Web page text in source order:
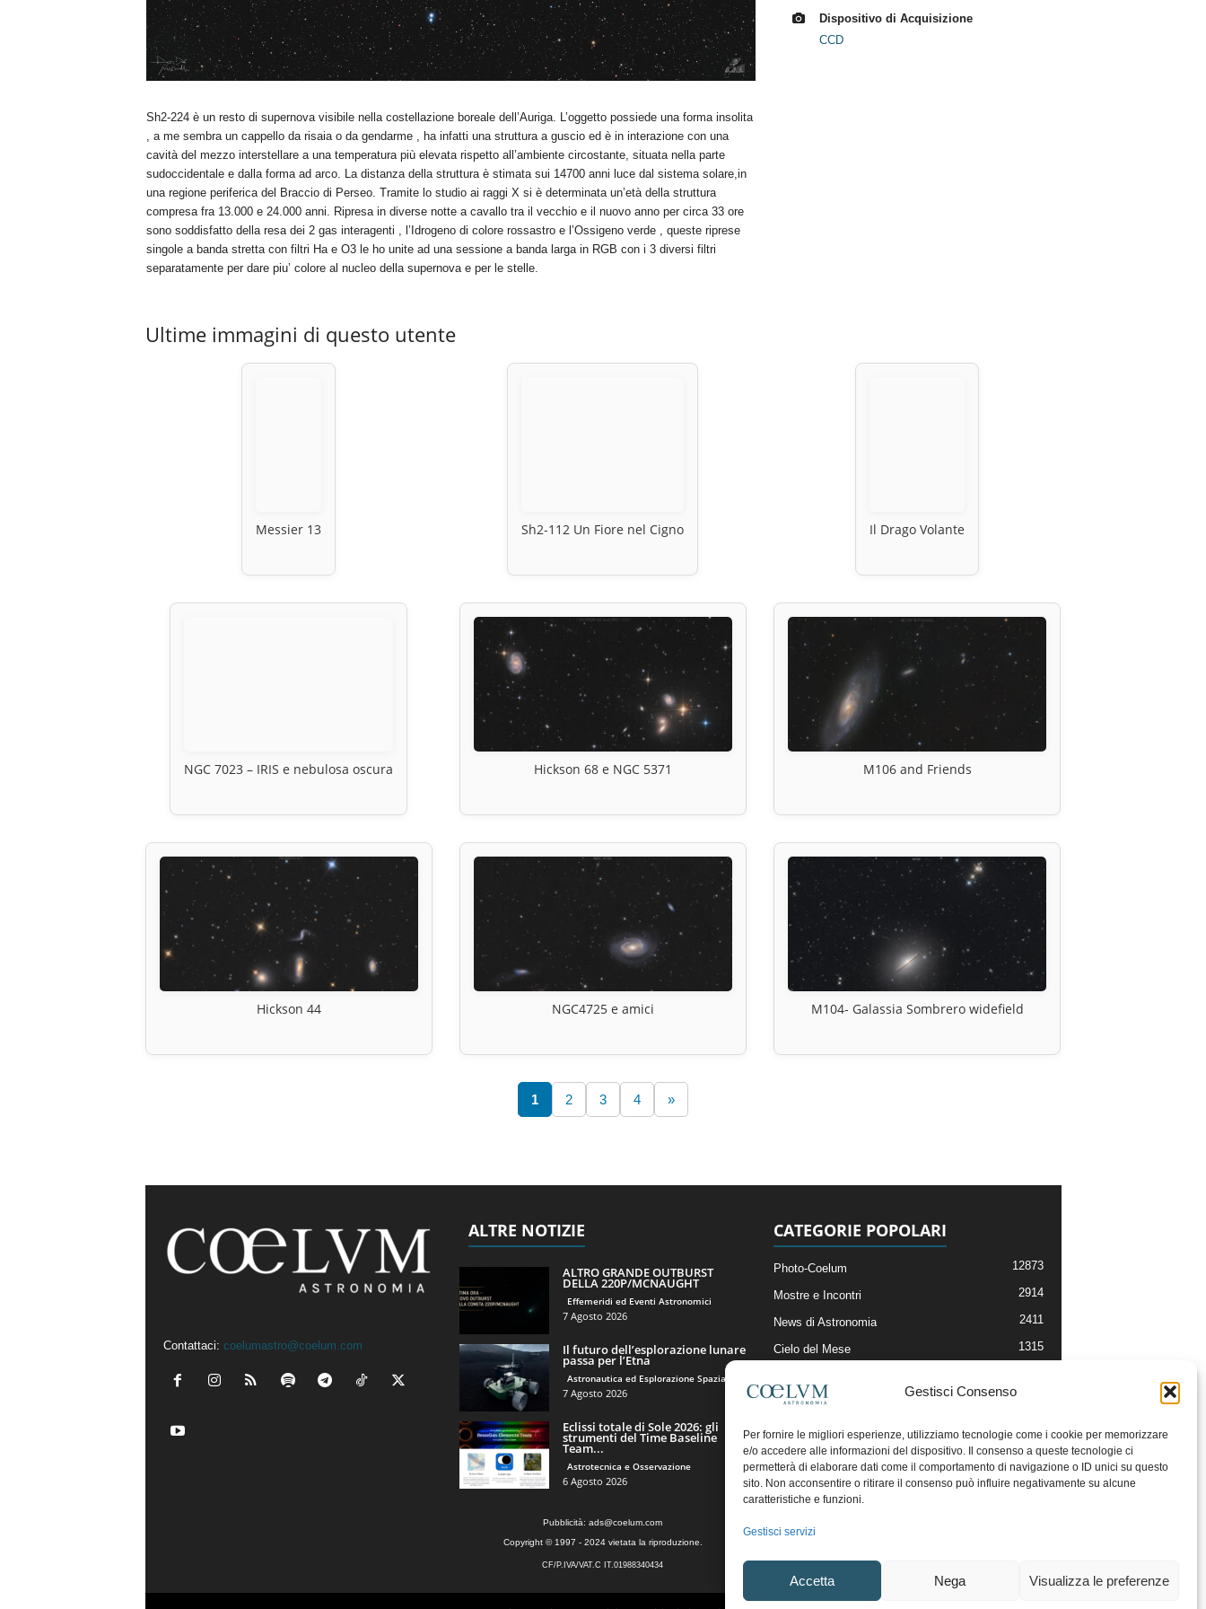
Gestisci Consenso
Per fornire le migliori esperienze, utilizziamo tecnologie come i cookie per memorizzare
e/o accedere alle informazioni del dispositivo. Il consenso a queste tecnologie ci
permetterà di elaborare dati come il comportamento di navigazione o ID unici su questo
sito. Non acconsentire o ritirare il consenso può influire negativamente su alcune
caratteristiche e funzioni.
Gestisci servizi
Accetta Nega Visualizza le preferenze
Sh2-224 è un resto di supernova visibile nella costellazione boreale dell’Auriga. L’oggetto possiede una forma insolita
, a me sembra un cappello da risaia o da gendarme , ha infatti una struttura a guscio ed è in interazione con una
cavità del mezzo interstellare a una temperatura più elevata rispetto all’ambiente circostante, situata nella parte
sudoccidentale e dalla forma ad arco. La distanza della struttura è stimata sui 14700 anni luce dal sistema solare,in
una regione periferica del Braccio di Perseo. Tramite lo studio ai raggi X si è determinata un’età della struttura
compresa fra 13.000 e 24.000 anni. Ripresa in diverse notte a cavallo tra il vecchio e il nuovo anno per circa 33 ore
sono soddisfatto della resa dei 2 gas interagenti , l’Idrogeno di colore rossastro e l’Ossigeno verde , queste riprese
singole a banda stretta con filtri Ha e O3 le ho unite ad una sessione a banda larga in RGB con i 3 diversi filtri
separatamente per dare piu’ colore al nucleo della supernova e per le stelle.
Dispositivo di Acquisizione
CCD
Ultime immagini di questo utente
Messier 13 Sh2-112 Un Fiore nel Cigno Il Drago Volante
NGC 7023 – IRIS e nebulosa oscura Hickson 68 e NGC 5371 M106 and Friends
Hickson 44 NGC4725 e amici M104- Galassia Sombrero widefield
1 2 3 4 »
Contattaci: coelumastro@coelum.com
ALTRE NOTIZIE
ALTRO GRANDE OUTBURST
DELLA 220P/MCNAUGHT
Effemeridi ed Eventi Astronomici
7 Agosto 2026
Il futuro dell’esplorazione lunare
passa per l’Etna
Astronautica ed Esplorazione Spaziale
7 Agosto 2026
Eclissi totale di Sole 2026: gli
strumenti del Time Baseline
Team...
Astrotecnica e Osservazione
6 Agosto 2026
CATEGORIE POPOLARI
Photo-Coelum 12873
Mostre e Incontri 2914
News di Astronomia 2411
Cielo del Mese 1315
Articoli e Risorse On-Line
Il Blog della Redazione
Pubblicità: ads@coelum.com
Copyright © 1997 - 2024 vietata la riproduzione.
CF/P.IVA/VAT.C IT.01988340434